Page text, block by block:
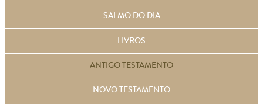
SALMO DO DIA
LIVROS
ANTIGO TESTAMENTO
NOVO TESTAMENTO